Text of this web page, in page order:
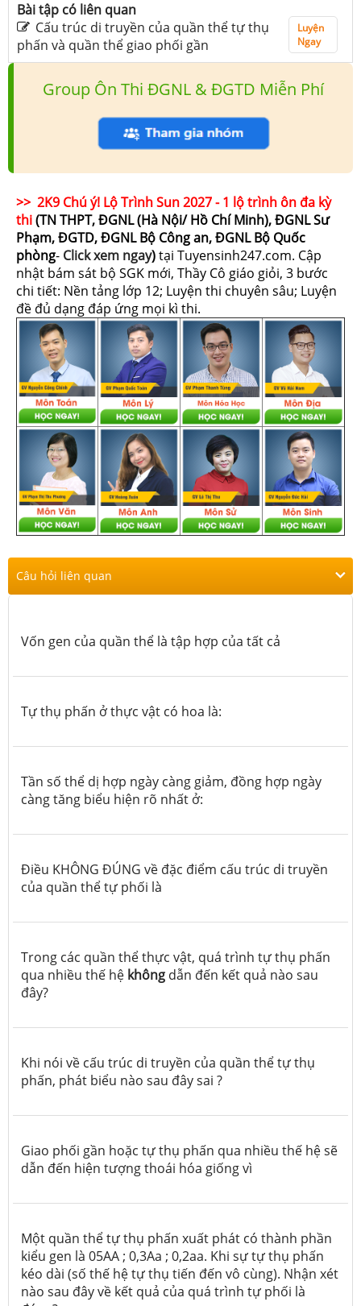
Bài tập có liên quan
Cấu trúc di truyền của quần thể tự thụ
phấn và quần thể giao phối gần
Luyện
Ngay
Group Ôn Thi ĐGNL & ĐGTD Miễn Phí
>> 2K9 Chú ý! Lộ Trình Sun 2027 - 1 lộ trình ôn đa kỳ
thi(TN THPT, ĐGNL (Hà Nội/ Hồ Chí Minh), ĐGNL Sư
Phạm, ĐGTD, ĐGNL Bộ Công an, ĐGNL Bộ Quốc
phòng- Click xem ngay)tại Tuyensinh247.com. Cập
nhật bám sát bộ SGK mới, Thầy Cô giáo giỏi, 3 bước
chi tiết: Nền tảng lớp 12; Luyện thi chuyên sâu; Luyện
đề đủ dạng đáp ứng mọi kì thi.
Câu hỏi liên quan
Vốn gen của quần thể là tập hợp của tất cả
Tự thụ phấn ở thực vật có hoa là:
Tần số thể dị hợp ngày càng giảm, đồng hợp ngày
càng tăng biểu hiện rõ nhất ở:
Điều KHÔNG ĐÚNG về đặc điểm cấu trúc di truyền
của quần thể tự phối là
Trong các quần thể thực vật, quá trình tự thụ phấn
qua nhiều thế hệ không dẫn đến kết quả nào sau
đây?
Khi nói về cấu trúc di truyền của quần thể tự thụ
phấn, phát biểu nào sau đây sai ?
Giao phối gần hoặc tự thụ phấn qua nhiều thế hệ sẽ
dẫn đến hiện tượng thoái hóa giống vì
Một quần thể tự thụ phấn xuất phát có thành phần
kiểu gen là 05AA ; 0,3Aa ; 0,2aa. Khi sự tự thụ phấn
kéo dài (số thế hệ tự thụ tiến đến vô cùng). Nhận xét
nào sau đây về kết quả của quá trình tự phối là